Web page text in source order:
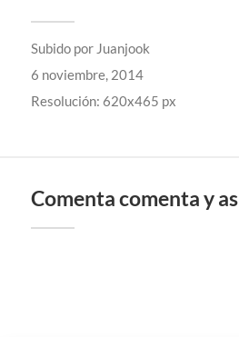
Subido por Juanjook
6 noviembre, 2014
Resolución: 620x465 px
Comenta comenta y